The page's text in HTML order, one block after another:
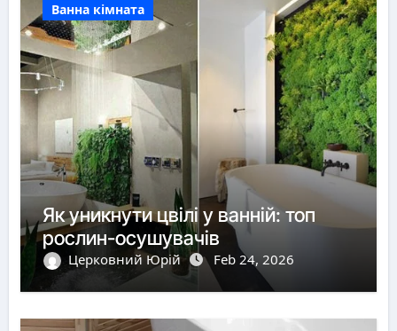
Ванна кімната
Як уникнути цвілі у ванній: топ
рослин-осушувачів
Церковний Юрій Feb 24, 2026